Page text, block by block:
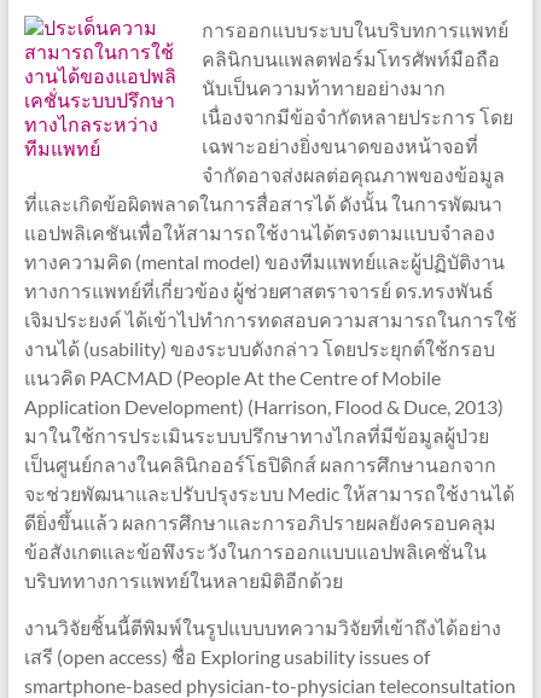
การออกแบบระบบในบริบทการแพทย์
คลินิกบนแพลตฟอร์มโทรศัพท์มือถือ
นับเป็นความท้าทายอย่างมาก
เนื่องจากมีข้อจำกัดหลายประการ โดย
เฉพาะอย่างยิ่งขนาดของหน้าจอที่
จำกัดอาจส่งผลต่อคุณภาพของข้อมูล
ที่และเกิดข้อผิดพลาดในการสื่อสารได้ ดังนั้น ในการพัฒนา
แอปพลิเคชันเพื่อให้สามารถใช้งานได้ตรงตามแบบจำลอง
ทางความคิด (mental model) ของทีมแพทย์และผู้ปฏิบัติงาน
ทางการแพทย์ที่เกี่ยวข้อง ผู้ช่วยศาสตราจารย์ ดร.ทรงพันธ์
เจิมประยงค์ ได้เข้าไปทำการทดสอบความสามารถในการใช้
งานได้ (usability) ของระบบดังกล่าว โดยประยุกต์ใช้กรอบ
แนวคิด PACMAD (People At the Centre of Mobile
Application Development) (Harrison, Flood & Duce, 2013)
มาในใช้การประเมินระบบปรึกษาทางไกลที่มีข้อมูลผู้ป่วย
เป็นศูนย์กลางในคลินิกออร์โธปิดิกส์ ผลการศึกษานอกจาก
จะช่วยพัฒนาและปรับปรุงระบบ Medic ให้สามารถใช้งานได้
ดียิ่งขึ้นแล้ว ผลการศึกษาและการอภิปรายผลยังครอบคลุม
ข้อสังเกตและข้อพึงระวังในการออกแบบแอปพลิเคชั่นใน
บริบททางการแพทย์ในหลายมิติอีกด้วย
งานวิจัยชิ้นนี้ตีพิมพ์ในรูปแบบบทความวิจัยที่เข้าถึงได้อย่าง
เสรี (open access) ชื่อ Exploring usability issues of
smartphone-based physician-to-physician teleconsultation